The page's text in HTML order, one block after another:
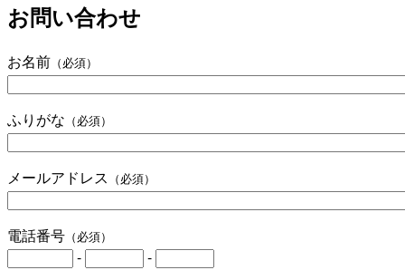
お問い合わせ
お名前 （必須）
ふりがな （必須）
メールアドレス （必須）
電話番号 （必須）
-
-